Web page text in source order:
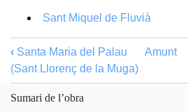
Sant Miquel de Fluvià
‹ Santa Maria del Palau
(Sant Llorenç de la Muga)
Amunt
Sumari de l’obra